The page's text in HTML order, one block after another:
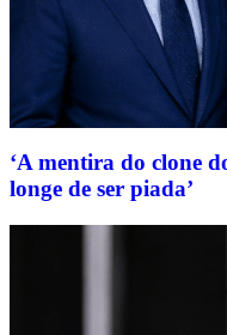
‘A mentira do clone
longe de ser piada’